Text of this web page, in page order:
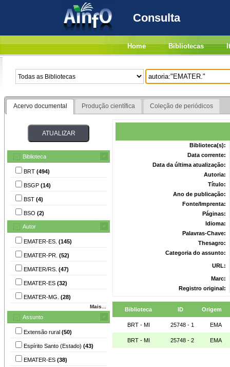
Consulta
Home Bibliotecas
Acervo documental Produção científica Coleção de periódicos
Biblioteca
BRT (494)
BSGP (14)
BST (4)
BSO (2)
Autor
EMATER-ES. (145)
EMATER-PR. (52)
EMATER/RS. (47)
EMATER-ES (32)
EMATER-MG. (28)
Mais...
Assunto
Extensão rural (50)
Espírito Santo (Estado) (43)
EMATER-ES (38)
Biblioteca(s):
Data corrente:
Data da última atualização:
Autoria:
Título:
Ano de publicação:
Fonte/Imprenta:
Páginas:
Idioma:
Palavras-Chave:
Thesagro:
Categoria do assunto:
URL:
Marc:
Registro original:
Biblioteca ID Origem
BRT - MI 25748 - 1 EMA
BRT - MI 25748 - 2 EMA